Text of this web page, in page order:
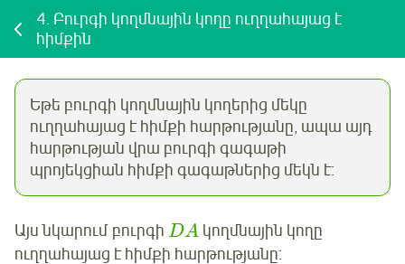
4. Բուրգի կողմնային կողը ուղղահայաց է
հիմքին
Եթե բուրգի կողմնային կողերից մեկը
ուղղահայաց է հիմքի հարթությանը, ապա այդ
հարթության վրա բուրգի գագաթի
պրոյեկցիան հիմքի գագաթներից մեկն է:
Այս նկարում բուրգի DA կողմնային կողը
ուղղահայաց է հիմքի հարթությանը: